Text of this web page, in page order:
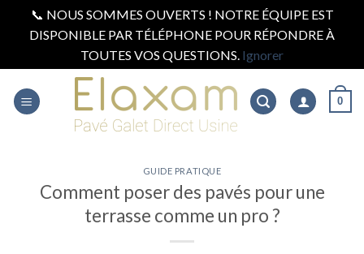
📞 NOUS SOMMES OUVERTS ! NOTRE ÉQUIPE EST
DISPONIBLE PAR TÉLÉPHONE POUR RÉPONDRE À
TOUTES VOS QUESTIONS. Ignorer
content
0
GUIDE PRATIQUE
Comment poser des pavés pour une
terrasse comme un pro ?